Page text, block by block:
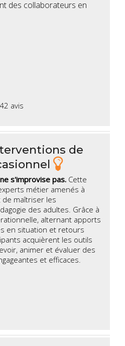
des collaborateurs en
avis
de
s'improvise pas. Cette
métier amenés à
maîtriser les
des adultes. Grâce à
alternant apports
en situation et retours
acquièrent les outils
animer et évaluer des
et efficaces.